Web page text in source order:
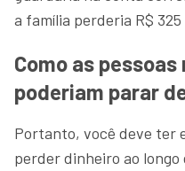
a família perderia R$ 325
Como as
poderiam parar
Portanto, você deve ter
perder dinheiro ao